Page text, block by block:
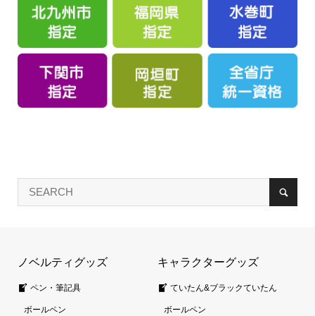
ノベルティグッズ
ペン・筆記具
ボールペン
キャラクターグッズ
ていたん&ブラックていたん
ボールペン